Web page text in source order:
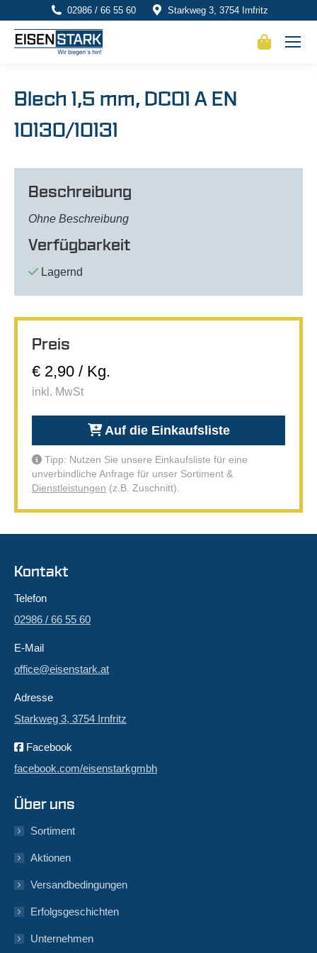
02986 / 66 55 60 Starkweg 3, 3754 Irnfritz
Blech 1,5 mm, DC01 A EN
10130/10131
Beschreibung
Ohne Beschreibung
Verfügbarkeit
Lagernd
Preis
€ 2,90 / Kg.
inkl. MwSt
Auf die Einkaufsliste
Tipp: Nutzen Sie unsere Einkaufsliste für eine
unverbindliche Anfrage für unser Sortiment &
Dienstleistungen (z.B. Zuschnitt).
Kontakt
Telefon
02986 / 66 55 60
E-Mail
office@eisenstark.at
Adresse
Starkweg 3, 3754 Irnfritz
Facebook
facebook.com/eisenstarkgmbh
Über uns
Sortiment
Aktionen
Versandbedingungen
Erfolgsgeschichten
Unternehmen